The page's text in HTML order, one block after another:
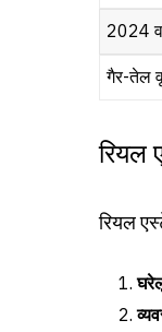
2024
गैर-तेल
रियल
रियल